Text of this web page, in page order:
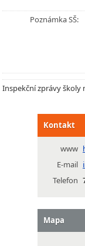
Poznámka SŠ:
Inspekční zprávy školy
Kontakt
www
E-mail
Telefon
Mapa